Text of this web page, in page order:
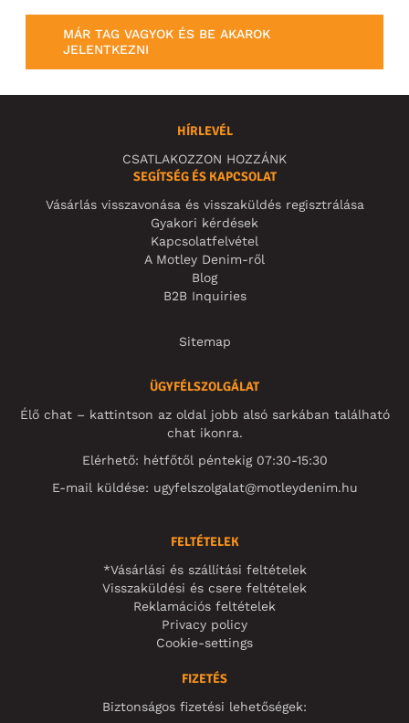
MÁR TAG VAGYOK ÉS BE AKAROK
JELENTKEZNI
HÍRLEVÉL
CSATLAKOZZON HOZZÁNK
SEGÍTSÉG ÉS KAPCSOLAT
Vásárlás visszavonása és visszaküldés regisztrálása
Gyakori kérdések
Kapcsolatfelvétel
A Motley Denim-ről
Blog
B2B Inquiries
Sitemap
ÜGYFÉLSZOLGÁLAT
Élő chat – kattintson az oldal jobb alsó sarkában található
chat ikonra.
Elérhető: hétfőtől péntekig 07:30-15:30
E-mail küldése: ugyfelszolgalat@motleydenim.hu
FELTÉTELEK
*Vásárlási és szállítási feltételek
Visszaküldési és csere feltételek
Reklamációs feltételek
Privacy policy
Cookie-settings
FIZETÉS
Biztonságos fizetési lehetőségek: